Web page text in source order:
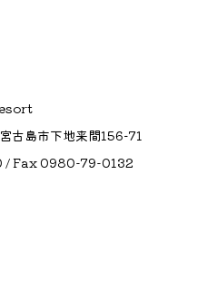
古島市下地来間156−71
Fax 0980-79-0132